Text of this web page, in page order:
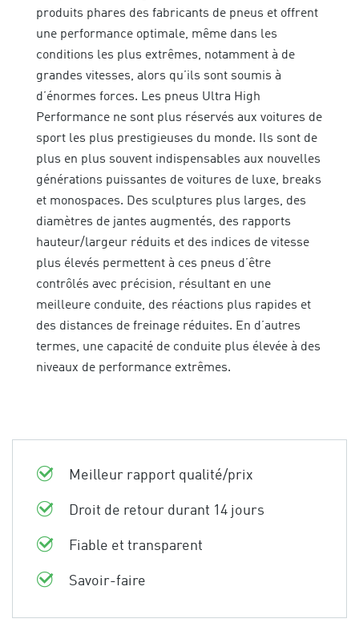
produits phares des fabricants de pneus et offrent
une performance optimale, même dans les
conditions les plus extrêmes, notamment à de
grandes vitesses, alors qu’ils sont soumis à
d’énormes forces. Les pneus Ultra High
Performance ne sont plus réservés aux voitures de
sport les plus prestigieuses du monde. Ils sont de
plus en plus souvent indispensables aux nouvelles
générations puissantes de voitures de luxe, breaks
et monospaces. Des sculptures plus larges, des
diamètres de jantes augmentés, des rapports
hauteur/largeur réduits et des indices de vitesse
plus élevés permettent à ces pneus d’être
contrôlés avec précision, résultant en une
meilleure conduite, des réactions plus rapides et
des distances de freinage réduites. En d’autres
termes, une capacité de conduite plus élevée à des
niveaux de performance extrêmes.
Meilleur rapport qualité/prix
Droit de retour durant 14 jours
Fiable et transparent
Savoir-faire